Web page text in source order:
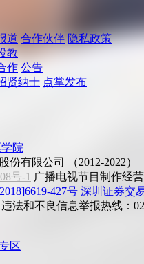
道 合作伙伴 隐私政策
教
作 公告
贤纳士 点掌发布
院
份有限公司 （2012-2022）
号-1 广播电视节目制作经
427号 深圳证券交
违法和不良信息举报热线：
区